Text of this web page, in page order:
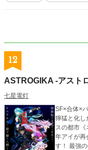
12
ASTROGIKA -アスト
七星電灯
SF×合体×
獰猛と化
スの都市
年アイが再
す！ 最強